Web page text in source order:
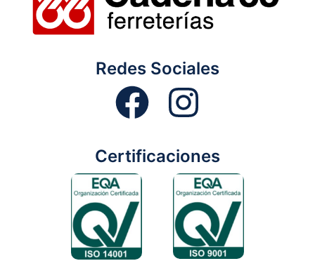
Redes Sociales
Certificaciones